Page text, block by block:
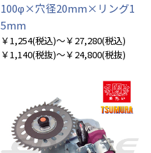
100φ×穴径20mm×リング1
5mm
￥1,254(税込)～￥27,280(税込)
￥1,140(税抜)～￥24,800(税抜)